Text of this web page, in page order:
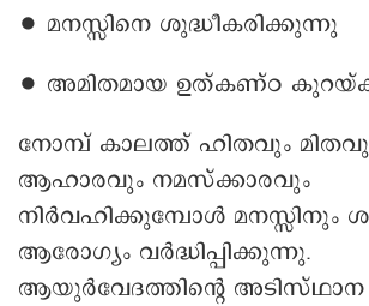
∙ മനസ്സിനെ ശുദ്ധീകരിക്കുന്നു
∙ അമിതമായ ഉത്കണ്ഠ
നോമ്പ് കാലത്ത് ഹിതവും
ആഹാരവും നമസ്ക്കാരവും
നിർവഹിക്കുമ്പോൾ മനസ്സിനും
ആരോഗ്യം വർദ്ധിപ്പിക്കുന്നു.
ആയുർവേദത്തിന്റെ അടിസ്ഥാന